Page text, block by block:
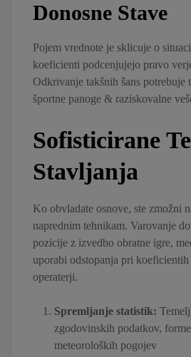
Donosne Stave
Pojem vrednote je sklicuje o
koeficienti podcenjujejo pravo
Odkrivanje takšnih šans potrebuje
športne panoge & raziskovalne
Sofisticirane
Stavljanja
Ko obvladate osnove, ste zmožni
naprednim tehnikam. Varovanje
pozicije z izvedbo obratne igre,
uporabi odstopanja pri
operaterji.
Spremljanje statistik:
zgodovinskih podatkov,
meteoroloških pogojev